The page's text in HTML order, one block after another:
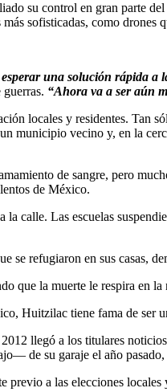
su control en gran parte
sofisticadas, como
una solución rápida a
“Ahora va a ser aún
locales y residentes. Tan
municipio vecino y, en la
de sangre, pero
de México.
Las escuelas
refugiaron en sus casas,
que la muerte le respira en la
Huitzilac tiene fama de ser
llegó a los titulares
de su garaje el año
a las elecciones locales